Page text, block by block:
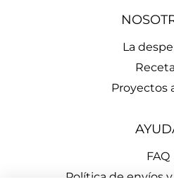
La
Proyectos
FAQ
Política de envíos